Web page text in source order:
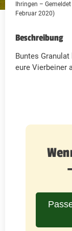
Ihringen –
Februar 2020)
Beschreibung
Buntes
eure Vierbeiner